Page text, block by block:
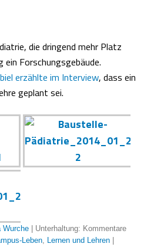
die dringend mehr Platz
Forschungsgebäude.
erzählte im Interview, dass ein
geplant sei.
Wurche | Unterhaltung: Kommentare
Leben, Lernen und Lehren